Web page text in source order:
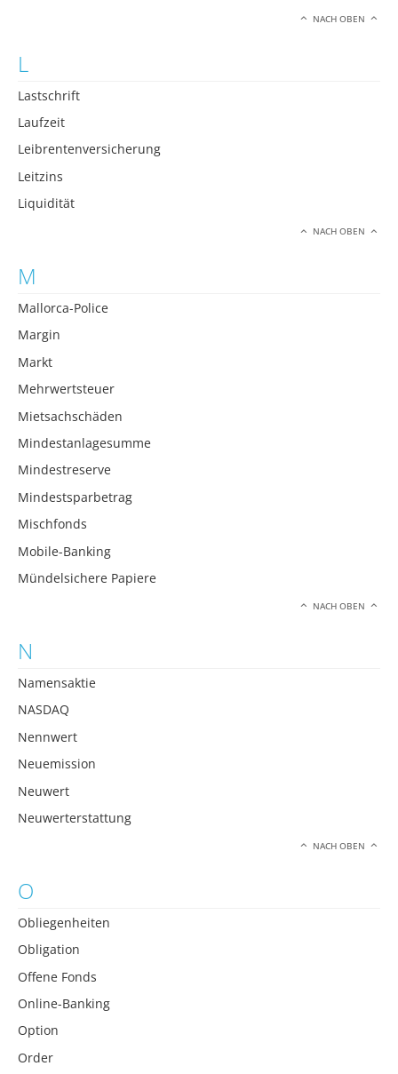
NACH OBEN
L
Lastschrift
Laufzeit
Leibrentenversicherung
Leitzins
Liquidität
NACH OBEN
M
Mallorca-Police
Margin
Markt
Mehrwertsteuer
Mietsachschäden
Mindestanlagesumme
Mindestreserve
Mindestsparbetrag
Mischfonds
Mobile-Banking
Mündelsichere Papiere
NACH OBEN
N
Namensaktie
NASDAQ
Nennwert
Neuemission
Neuwert
Neuwerterstattung
NACH OBEN
O
Obliegenheiten
Obligation
Offene Fonds
Online-Banking
Option
Order